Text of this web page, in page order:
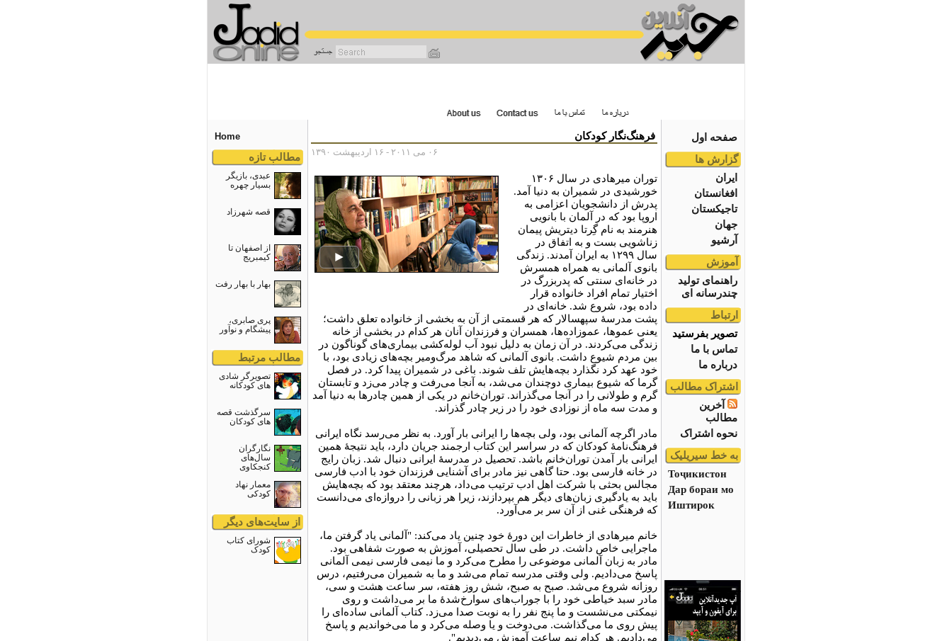
صفحه اول
گزارش ها
ایران
افغانستان
تاجیکستان
جهان
آرشیو
آموزش
راهنمای تولید
چندرسانه ای
ارتباط
تصویر بفرستید
تماس با ما
درباره ما
اشتراک مطالب
آخرین
مطالب
نحوه اشتراک
به خط سیریلیک
Тоҷикистон
Дар бораи мо
Иштирок
Home
مطالب تازه
عبدی، بازیگر
بسیار چهره
قصه شهرزاد
از اصفهان تا
کیمبریج
بهار با بهار رفت
پری صابری،
پیشگام و نوآور
مطالب مرتبط
تصویرگر شادى
های کودکانه
سرگذشت قصه
های کودکان
نگارگران
سال‌های
کنجکاوی
معمار نهاد
کودکی
از سایت‌های دیگر
شورای کتاب
کودک
فرهنگ‌نگار کودکان
۰۶ می ۲۰۱۱ - ۱۶ اردیبهشت ۱۳۹۰
توران میرهادی در سال ۱۳۰۶
خورشیدی در شمیران به دنیا آمد.
پدرش از دانشجویان اعزامی به
اروپا بود که در آلمان با بانویی
هنرمند به نام گِرتا دیتریش پیمان
زناشویی بست و به اتفاق در
سال ۱۲۹۹ به ایران آمدند. زندگی
بانوی آلمانی به همراه همسرش
در خانه‌ای سنتی که پدربزرگ در
اختیار تمام افراد خانواده قرار
داده بود، شروع شد. خانه‌ای در
پشت مدرسۀ سپهسالار که هر قسمتی از آن به بخشی از خانواده تعلق داشت؛
یعنی عموها، عموزاده‌ها، همسران و فرزندان آنان هر کدام در بخشی از خانه
زندگی می‌کردند. در آن زمان به دلیل نبود آب لوله‌کشی بیماری‌های گوناگون در
بین مردم شیوع داشت. بانوی آلمانی که شاهد مرگ‌ومیر بچه‌های زیادی بود، با
خود عهد کرد نگذارد بچه‌هایش تلف شوند. باغی در شمیران پیدا کرد. در فصل
گرما که شیوع بیماری دوچندان می‌شد، به آنجا می‌رفت و چادر می‌زد و تابستان
گرم و طولانی را در آنجا می‌گذراند. توران‌خانم در یکی از همین چادرها به دنیا آمد
و مدت سه ماه از نوزادی خود را در زیر چادر گذراند.
مادر اگرچه آلمانی بود، ولی بچه‌ها را ایرانی بار آورد. به نظر می‌رسد نگاه ایرانی
فرهنگ‌نامۀ کودکان که در سراسر این کتاب ارجمند جریان دارد، باید نتیجۀ همین
ایرانی بار آمدن توران‌خانم باشد. تحصیل در مدرسۀ ایرانی دنبال شد. زبان رایج
در خانه فارسی بود. حتا گاهی نیز مادر برای آشنایی فرزندان خود با ادب فارسی
مجالس بحثی با شرکت اهل ادب ترتیب می‌داد، هرچند معتقد بود که بچه‌هایش
باید به یادگیری زبان‌های دیگر هم بپردازند، زیرا هر زبانی را دروازه‌ای می‌دانست
که فرهنگی غنی از آن سر بر می‌آورد.
خانم میرهادی از خاطرات این دورۀ خود چنین یاد می‌کند: "آلمانی یاد گرفتن ما،
ماجرایی خاص داشت. در طی سال تحصیلی، آموزش به صورت شفاهی بود.
مادر به زبان آلمانی موضوعی را مطرح می‌کرد و ما نیمی فارسی نیمی آلمانی
پاسخ می‌دادیم. ولی وقتی مدرسه تمام می‌شد و ما به شمیران می‌رفتیم، درس
روزانه شروع می‌شد. صبح به صبح، شش روز هفته، سر ساعت هشت و سی،
مادر سبد خیاطی خود را با جوراب‌های سوارخ‌شدۀ ما بر می‌داشت و روی
نیمکتی می‌نشست و ما پنج نفر را به نوبت صدا می‌زد. کتاب آلمانی ساده‌ای را
پیش روی ما می‌گذاشت. می‌دوخت و یا وصله می‌کرد و ما می‌خواندیم و پاسخ
می‌دادیم. هر کدام نیم ساعت آموزش می‌دیدیم".